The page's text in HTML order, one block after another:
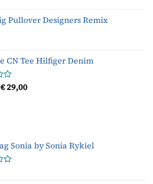
Pullover Designers Remix
CN Tee Hilfiger Denim
Oorspronkelijke
€29,00Huidige
Sonia by Sonia Rykiel